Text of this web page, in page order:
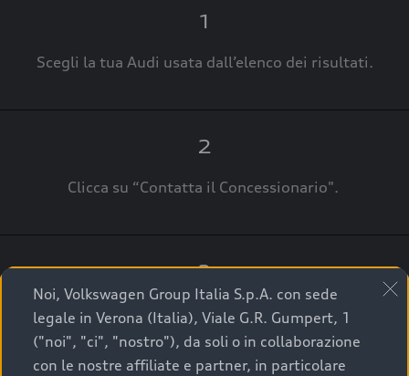
1
Scegli la tua Audi usata dall’elenco dei risultati.
2
Clicca su “Contatta il Concessionario".
3
A breve verrai ricontattato dal Customer Care
Audi Center o direttamente dal Concessionario
che ti supporterà per finalizzare la tua richiesta.
Noi, Volkswagen Group Italia S.p.A. con sede
legale in Verona (Italia), Viale G.R. Gumpert, 1
("noi", "ci", "nostro"), da soli o in collaborazione
con le nostre affiliate e partner, in particolare